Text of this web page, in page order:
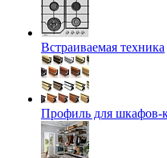
Встраиваемая техника
Профиль для шкафов-